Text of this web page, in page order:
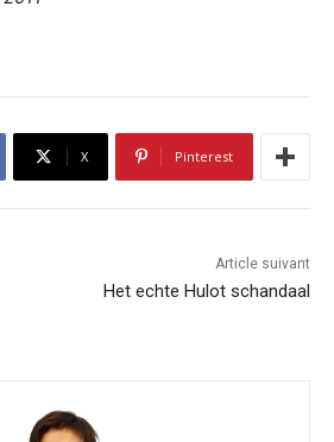
X Pinterest
Article suivant
Het echte Hulot schandaal